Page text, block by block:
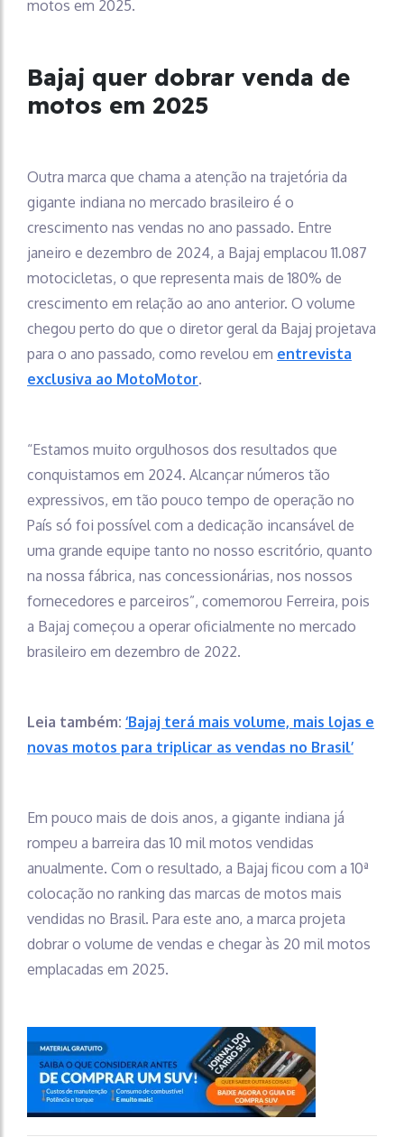
motos em 2025.
Bajaj quer dobrar venda de
motos em 2025
Outra marca que chama a atenção na trajetória da
gigante indiana no mercado brasileiro é o
crescimento nas vendas no ano passado. Entre
janeiro e dezembro de 2024, a Bajaj emplacou 11.087
motocicletas, o que representa mais de 180% de
crescimento em relação ao ano anterior. O volume
chegou perto do que o diretor geral da Bajaj projetava
para o ano passado, como revelou em entrevista
exclusiva ao MotoMotor.
“Estamos muito orgulhosos dos resultados que
conquistamos em 2024. Alcançar números tão
expressivos, em tão pouco tempo de operação no
País só foi possível com a dedicação incansável de
uma grande equipe tanto no nosso escritório, quanto
na nossa fábrica, nas concessionárias, nos nossos
fornecedores e parceiros”, comemorou Ferreira, pois
a Bajaj começou a operar oficialmente no mercado
brasileiro em dezembro de 2022.
Leia também: ‘Bajaj terá mais volume, mais lojas e
novas motos para triplicar as vendas no Brasil’
Em pouco mais de dois anos, a gigante indiana já
rompeu a barreira das 10 mil motos vendidas
anualmente. Com o resultado, a Bajaj ficou com a 10ª
colocação no ranking das marcas de motos mais
vendidas no Brasil. Para este ano, a marca projeta
dobrar o volume de vendas e chegar às 20 mil motos
emplacadas em 2025.